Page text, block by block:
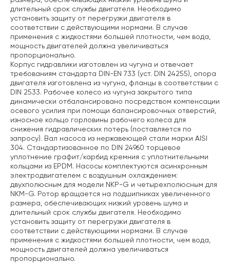
длительный срок службы двигателя. Необходимо
установить защиту от перегрузки двигателя в
соответствии с действующими нормами. В случае
применения с жидкостями большей плотности, чем вода,
мощность двигателей должна увеличиваться
пропорционально.
Корпус гидравлики изготовлен из чугуна и отвечает
требованиям стандарта DIN-EN 733 (уст. DIN 24255), опора
двигателя изготовлена из чугуна, фланцы в соответствии с
DIN 2533. Рабочее колесо из чугуна закрытого типа
динамически отбалансировано посредством компенсации
осевого усилия при помощи балансировочных отверстий,
износное кольцо горловины рабочего колеса для
снижения гидравлических потерь (поставляется по
запросу). Вал насоса из нержавеющей стали марки AISI
304. Стандартизованное по DIN 24960 торцевое
уплотнение графит/карбид кремния с уплотнительными
кольцами из EPDM. Насосы комплектуются асинхронным
электродвигателем с воздушным охлаждением:
двухполюсным для модели NKP-G и четырехполюсным для
NKM-G. Ротор вращается на подшипниках увеличенного
размера, обеспечивающих низкий уровень шума и
длительный срок службы двигателя. Необходимо
установить защиту от перегрузки двигателя в
соответствии с действующими нормами. В случае
применения с жидкостями большей плотности, чем вода,
мощность двигателей должна увеличиваться
пропорционально.